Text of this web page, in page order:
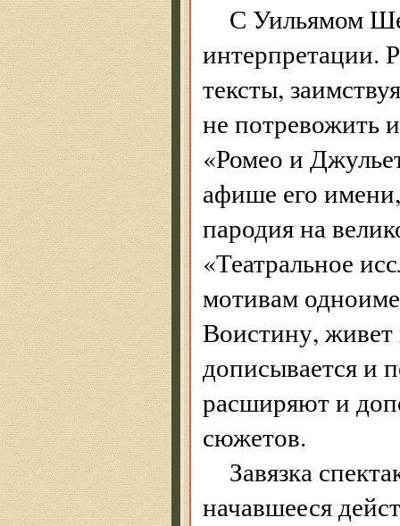
С Уильямом
интерпретации.
тексты,
не потревожить
«Ромео и
афише его
пародия на
«Театральное
мотивам
Воистину, живет
дописывается и
расширяют и
сюжетов.
Завязка
начавшееся